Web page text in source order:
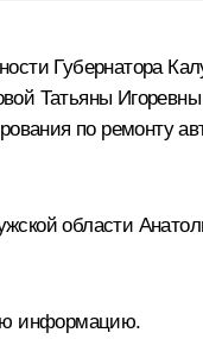
Губернатора
Татьяны
по ремонту
области
информацию.